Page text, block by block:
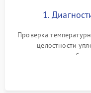
работе
1.
Проверка
целостности
сопротивления
считывание кодов